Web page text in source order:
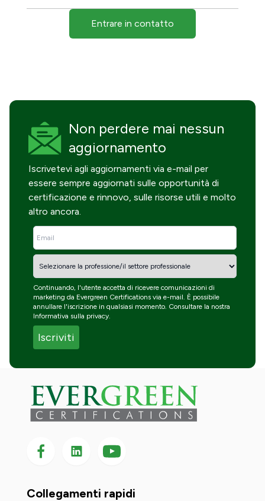
Entrare in contatto
Non perdere mai nessun
aggiornamento
Iscrivetevi agli aggiornamenti via e-mail per
essere sempre aggiornati sulle opportunità di
certificazione e rinnovo, sulle risorse utili e molto
altro ancora.
Continuando, l'utente accetta di ricevere comunicazioni di
marketing da Evergreen Certifications via e-mail. È possibile
annullare l'iscrizione in qualsiasi momento. Consultare la nostra
Informativa sulla privacy.
Seguici su Facebook
Seguici su LinkedIn
Seguici
su
Collegamenti rapidi